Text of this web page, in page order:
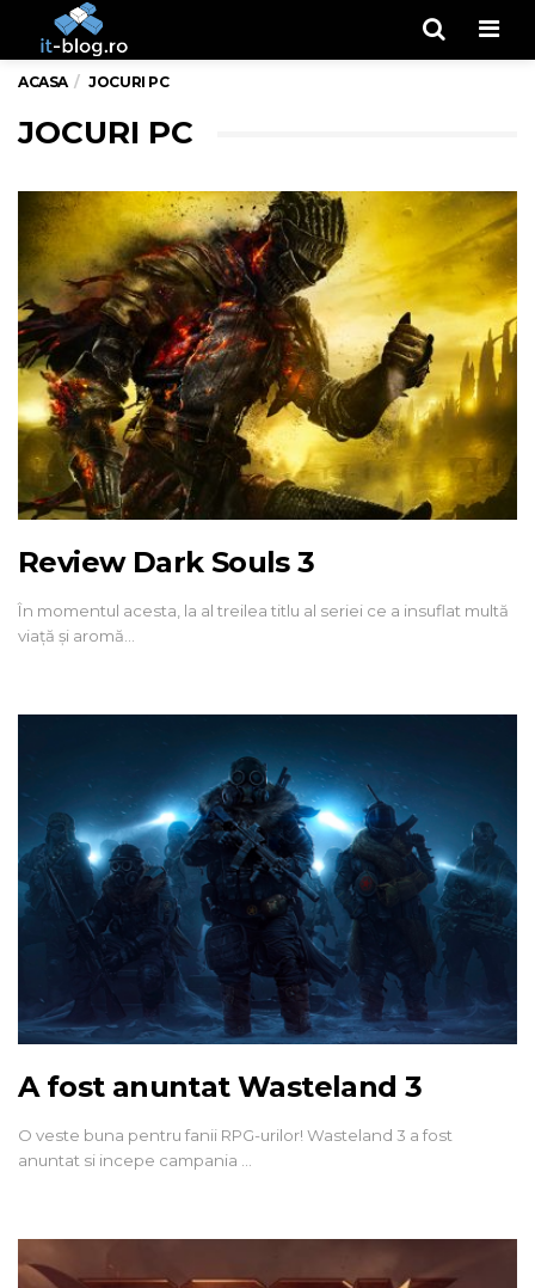
ACASA JOCURI PC
JOCURI PC
Review Dark Souls 3
În momentul acesta, la al treilea titlu al seriei ce a insuflat multă
viață și aromă…
A fost anuntat Wasteland 3
O veste buna pentru fanii RPG-urilor! Wasteland 3 a fost
anuntat si incepe campania …